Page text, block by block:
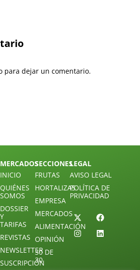
para dejar un comentario.
MERCADOS
INICIO
QUIÉNES
SOMOS
DOSSIER
Y
TARIFAS
REVISTAS
NEWSLETTER
SUSCRIPCIÓN
SECCIONES
FRUTAS
HORTALIZAS
EMPRESA
MERCADOS
ALIMENTACIÓN
OPINIÓN
30 DE
30
LEGAL
AVISO LEGAL
POLÍTICA DE
PRIVACIDAD